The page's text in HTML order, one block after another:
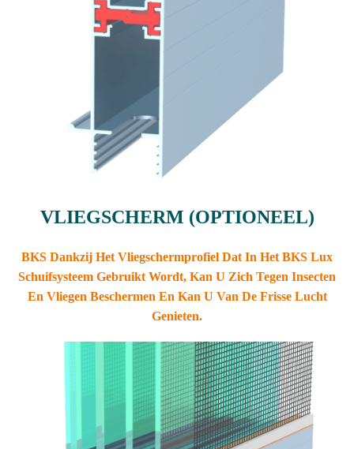
VLIEGSCHERM (OPTIONEEL)
BKS Dankzij Het Vliegschermprofiel Dat In Het BKS Lux
Schuifsysteem Gebruikt Wordt, Kan U Zich Tegen Insecten
En Vliegen Beschermen En Kan U Van De Frisse Lucht
Genieten.